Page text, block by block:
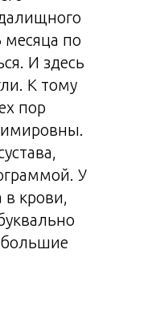
месяца по
И здесь
К тому
пор
У
в крови,
большие